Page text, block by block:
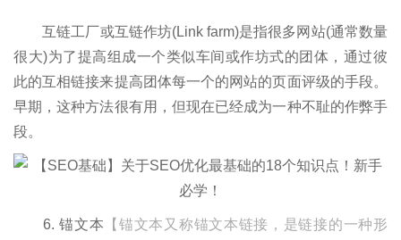
互链工厂或互链作坊(Link farm)是指很多网站(通常数量
很大)为了提高组成一个类似车间或作坊式的团体，通过彼
此的互相链接来提高团体每一个的网站的页面评级的手段。
早期，这种方法很有用，但现在已经成为一种不耻的作弊手
段。
6. 锚文本 【锚文本又称锚文本链接，是链接的一种形